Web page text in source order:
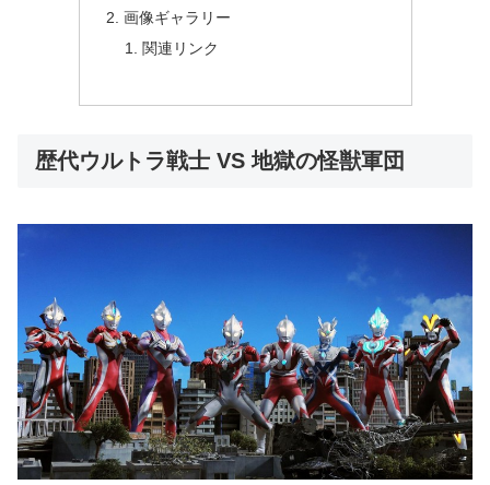
画像ギャラリー
関連リンク
歴代ウルトラ戦士 VS 地獄の怪獣軍団